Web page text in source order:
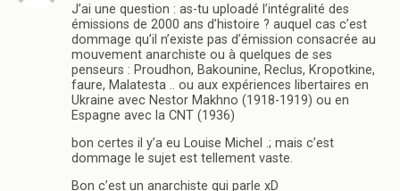
J’ai une question : as-tu uploadé l’intégralité des
émissions de 2000 ans d’histoire ? auquel cas c’est
dommage qu’il n’existe pas d’émission consacrée au
mouvement anarchiste ou à quelques de ses
penseurs : Proudhon, Bakounine, Reclus, Kropotkine,
faure, Malatesta .. ou aux expériences libertaires en
Ukraine avec Nestor Makhno (1918-1919) ou en
Espagne avec la CNT (1936)
bon certes il y’a eu Louise Michel .; mais c’est
dommage le sujet est tellement vaste.
Bon c’est un anarchiste qui parle xD